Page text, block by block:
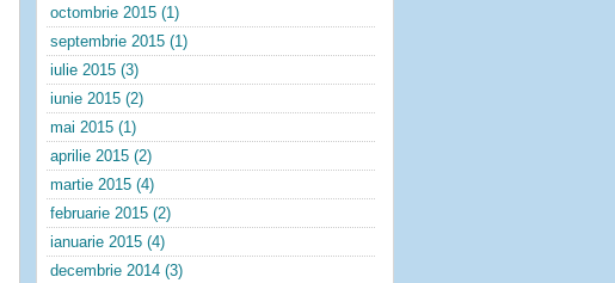
octombrie 2015 (1)
septembrie 2015 (1)
iulie 2015 (3)
iunie 2015 (2)
mai 2015 (1)
aprilie 2015 (2)
martie 2015 (4)
februarie 2015 (2)
ianuarie 2015 (4)
decembrie 2014 (3)